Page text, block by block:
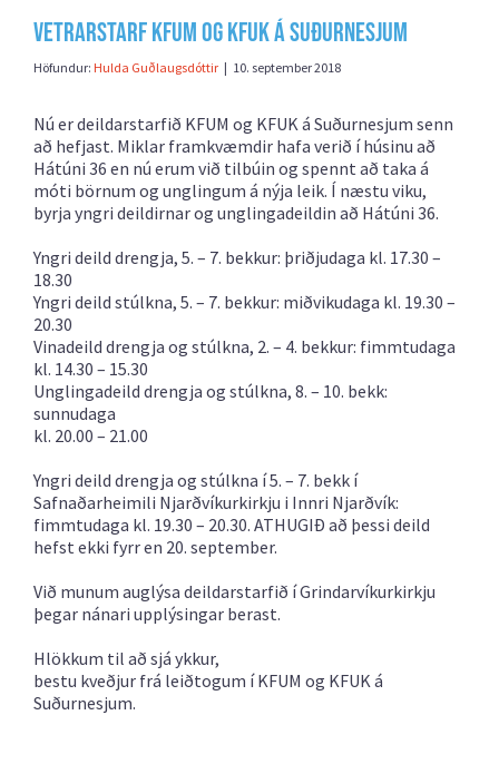
Vetrarstarf KFUM og KFUK á Suðurnesjum
Höfundur: Hulda Guðlaugsdóttir | 10. september 2018
Nú er deildarstarfið KFUM og KFUK á Suðurnesjum senn
að hefjast. Miklar framkvæmdir hafa verið í húsinu að
Hátúni 36 en nú erum við tilbúin og spennt að taka á
móti börnum og unglingum á nýja leik. Í næstu viku,
byrja yngri deildirnar og unglingadeildin að Hátúni 36.
Yngri deild drengja, 5. – 7. bekkur: þriðjudaga kl. 17.30 –
18.30
Yngri deild stúlkna, 5. – 7. bekkur: miðvikudaga kl. 19.30 –
20.30
Vinadeild drengja og stúlkna, 2. – 4. bekkur: fimmtudaga
kl. 14.30 – 15.30
Unglingadeild drengja og stúlkna, 8. – 10. bekk:
sunnudaga
kl. 20.00 – 21.00
Yngri deild drengja og stúlkna í 5. – 7. bekk í
Safnaðarheimili Njarðvíkurkirkju i Innri Njarðvík:
fimmtudaga kl. 19.30 – 20.30. ATHUGIÐ að þessi deild
hefst ekki fyrr en 20. september.
Við munum auglýsa deildarstarfið í Grindarvíkurkirkju
þegar nánari upplýsingar berast.
Hlökkum til að sjá ykkur,
bestu kveðjur frá leiðtogum í KFUM og KFUK á
Suðurnesjum.